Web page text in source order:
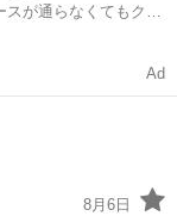
が通らなくてもクル
Ad
8月6日